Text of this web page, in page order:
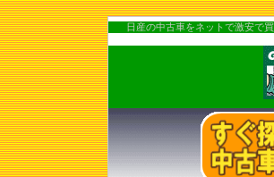
日産の中古車をネットで激安で